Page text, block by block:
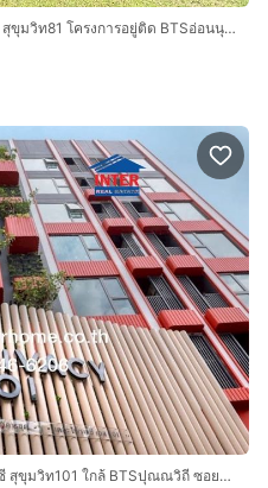
คอนโดมิเนียม 21.41 ตร.ม. ไอดีโอ โมบิ สุขุมวิท81 โครงการอยู่ติด BTSอ่อนนุช ตรงข้ามโลตัสอ่อนนุช ซอยสุขุมวิท81 ถนนสุขุมวิท ถนนสุขุมวิท81
คอนโดมิเนียม 27.57 ตร.ม. เดอะไพรเวซี สุขุมวิท101 ใกล้ BTSปุณณวิถี ซอยปุณณวิถี16 ถนนสุขุมวิท ถนนซอยปุณณวิถี16 เขตพระโขนง กรุงเทพมหานคร